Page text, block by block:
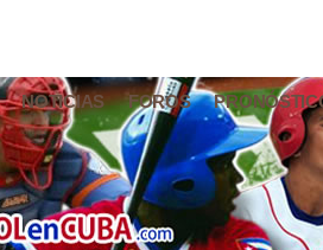
NOTICIAS FOROS